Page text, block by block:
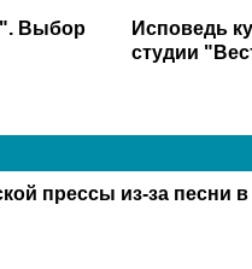
Выбор
Исповедь
студии
прессы из-за песни